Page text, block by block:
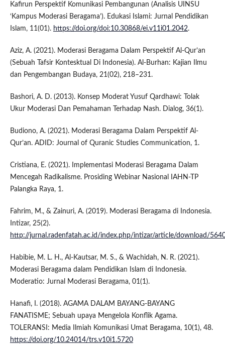
Kafirun Perspektif Komunikasi Pembangunan (Analisis UINSU
‘Kampus Moderasi Beragama’). Edukasi Islami: Jurnal Pendidikan
Islam, 11(01). https://doi.org/doi:10.30868/ei.v11i01.2042.
Aziz, A. (2021). Moderasi Beragama Dalam Perspektif Al-Qur’an
(Sebuah Tafsir Kontesktual Di Indonesia). Al-Burhan: Kajian Ilmu
dan Pengembangan Budaya, 21(02), 218–231.
Bashori, A. D. (2013). Konsep Moderat Yusuf Qardhawi: Tolak
Ukur Moderasi Dan Pemahaman Terhadap Nash. Dialog, 36(1).
Budiono, A. (2021). Moderasi Beragama Dalam Perspektif Al-
Qur’an. ADID: Journal of Quranic Studies Communication, 1.
Cristiana, E. (2021). Implementasi Moderasi Beragama Dalam
Mencegah Radikalisme. Prosiding Webinar Nasional IAHN-TP
Palangka Raya, 1.
Fahrim, M., & Zainuri, A. (2019). Moderasi Beragama di Indonesia.
Intizar, 25(2).
http://jurnal.radenfatah.ac.id/index.php/intizar/article/download/
Habibie, M. L. H., Al-Kautsar, M. S., & Wachidah, N. R. (2021).
Moderasi Beragama dalam Pendidikan Islam di Indonesia.
Moderatio: Jurnal Moderasi Beragama, 01(1).
Hanafi, I. (2018). AGAMA DALAM BAYANG-BAYANG
FANATISME; Sebuah upaya Mengelola Konflik Agama.
TOLERANSI: Media Ilmiah Komunikasi Umat Beragama, 10(1), 48.
https://doi.org/10.24014/trs.v10i1.5720